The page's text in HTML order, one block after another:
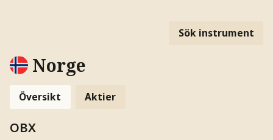
Sök instrument
Norge
Översikt Aktier
OBX